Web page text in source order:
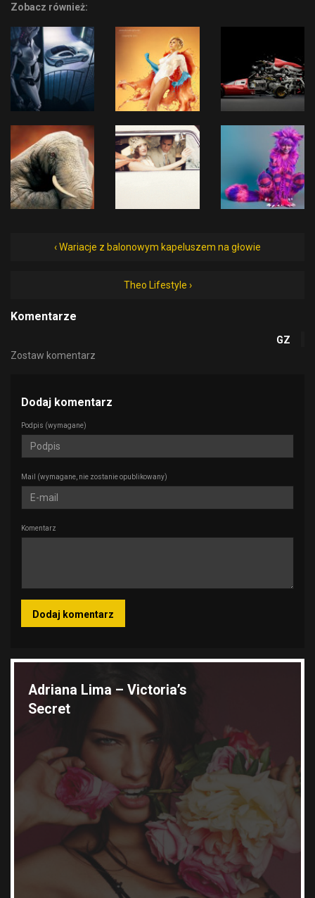
Zobacz również:
‹ Wariacje z balonowym kapeluszem na głowie
Theo Lifestyle ›
Komentarze
GZ
Zostaw komentarz
Dodaj komentarz
Podpis (wymagane)
Mail (wymagane, nie zostanie opublikowany)
Komentarz
Adriana Lima – Victoria’s
Secret